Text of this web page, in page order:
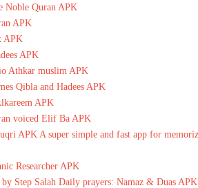
Noble Quran APK
APK
APK
APK
Athkar muslim APK
Qibla and Hadees APK
APK
voiced Elif Ba APK
APK A super simple and fast app for
Researcher APK
Step Salah Daily prayers: Namaz & Duas APK